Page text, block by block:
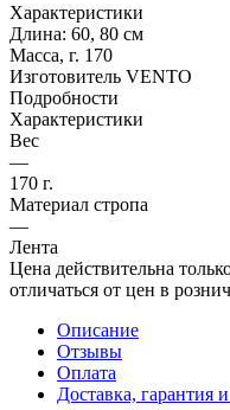
Характеристики
Длина: 60, 80 см
Масса, г. 170
Изготовитель VENTO
Подробности
Характеристики
Вес
—
170 г.
Материал стропа
—
Лента
Цена действительна
отличаться от цен в
Описание
Отзывы
Оплата
Доставка, гарантия